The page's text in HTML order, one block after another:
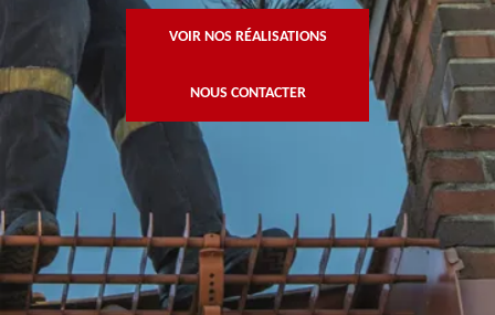
VOIR NOS RÉALISATIONS
NOUS CONTACTER